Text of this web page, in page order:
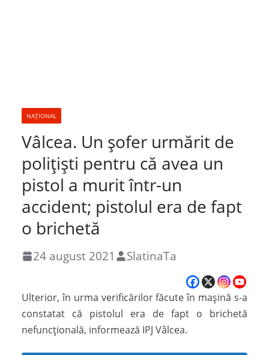
NAȚIONAL
Vâlcea. Un șofer urmărit de
poliţişti pentru că avea un
pistol a murit într-un
accident; pistolul era de fapt
o brichetă
24 august 2021 SlatinaTa
Ulterior, în urma verificărilor făcute în maşină s-a
constatat că pistolul era de fapt o brichetă
nefuncţională, informează IPJ Vâlcea.